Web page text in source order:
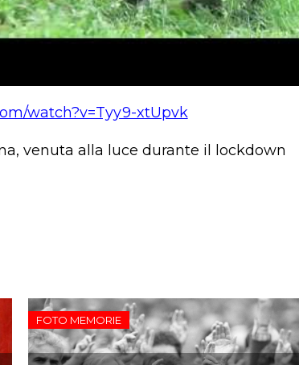
watch?v=Tyy9-xtUpvk
venuta alla luce durante il lockdown
FOTO MEMORIE